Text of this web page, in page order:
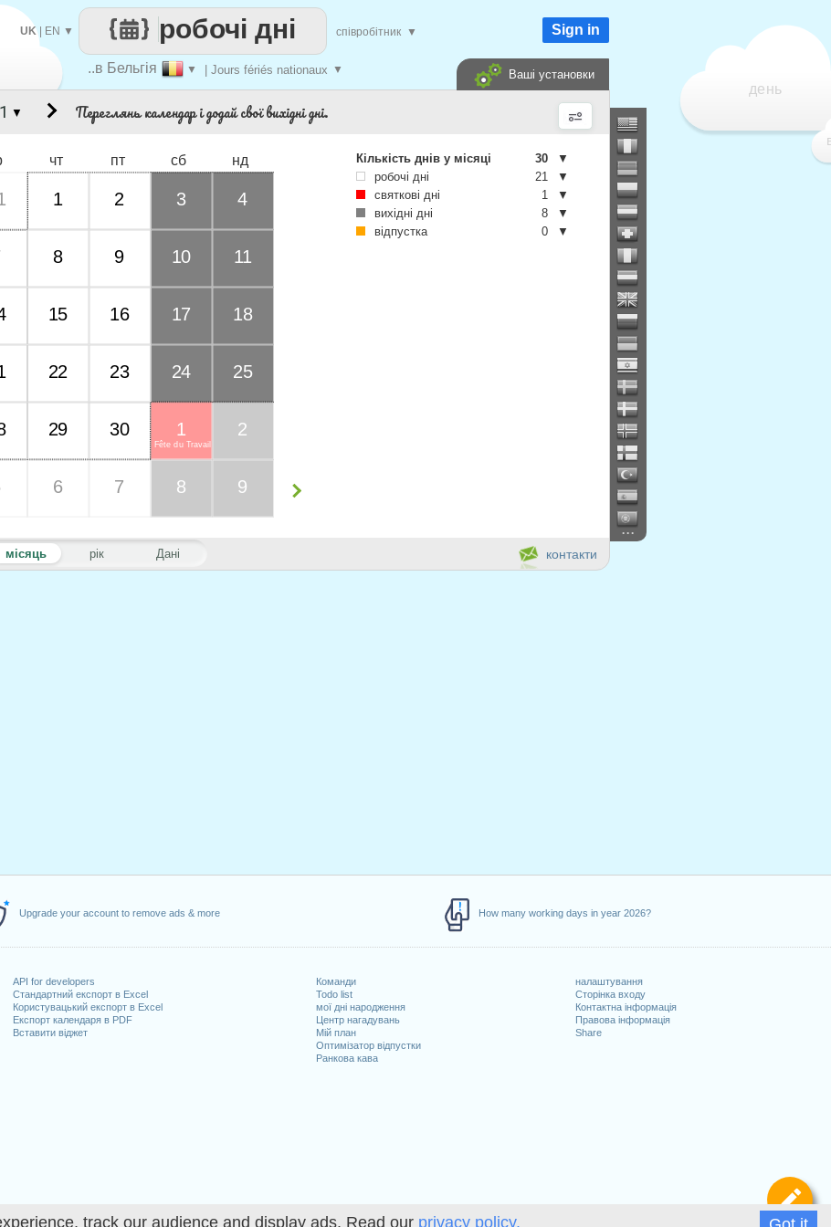
track our audience and display ads. Read our privacy policy.
Upgrade your account to remove ads & more How many working days in year 2026?
API for developers
Стандартний експорт в Excel
Користувацький експорт в Excel
Експорт календаря в PDF
Вставити віджет
Команди
Todo list
мої дні народження
Центр нагадувань
Мій план
Оптимізатор відпустки
Ранкова кава
налаштування
Сторінка входу
Контактна інформація
Правова інформація
Share
день
..в Бельгія ▼ | Jours fériés nationaux ▼
робочі дні
UK| EN ▼ співробітник ▼ Sign in
Ваші установки
...
контакти
Переглянь календар і додай свої вихідні дні.
місяць рік Дані
чт пт сб нд
1 2 3 4
8 9 10 11
15 16 17 18
22 23 24 25
29 30
Fête du Travail
1 2
6 7 8 9
▼
Кількість днів у місяці 30
▼
робочі дні
21
▼
святкові дні
1
▼
вихідні дні
8
▼
відпустка
0 ▼